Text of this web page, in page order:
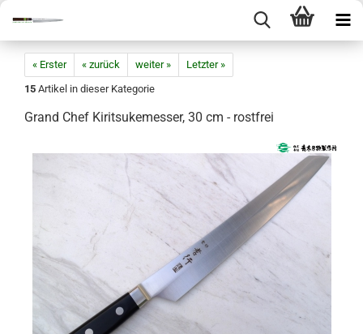
« Erster « zurück weiter »
Letzter »
15 Artikel in dieser Kategorie
Grand Chef Kiritsukemesser, 30 cm - rostfrei